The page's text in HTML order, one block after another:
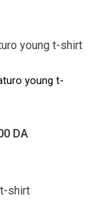
young t-
DA